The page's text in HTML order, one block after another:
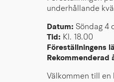
underhållande
Datum: Söndag 4
Tid: Kl. 18.00
Föreställningens
Rekommenderad
Välkommen till